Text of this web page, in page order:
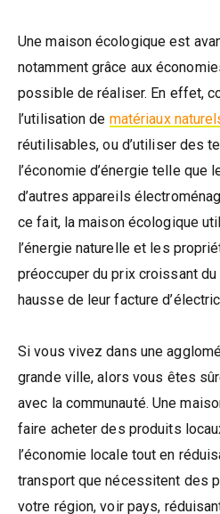
Une maison écologique est
notamment grâce aux
possible de réaliser. En effet,
l’utilisation de matériaux
réutilisables, ou d’utiliser des
l’économie d’énergie telle que
d’autres appareils
ce fait, la maison écologique
l’énergie naturelle et les
préoccuper du prix croissant
hausse de leur facture
Si vous vivez dans une
grande ville, alors vous êtes
avec la communauté. Une
faire acheter des produits
l’économie locale tout en
transport que nécessitent des
votre région, voir pays,